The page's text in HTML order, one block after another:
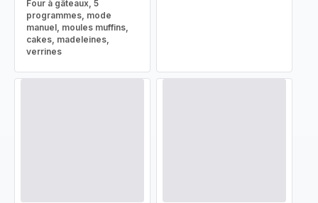
Four à gâteaux, 5
programmes, mode
manuel, moules muffins,
cakes, madeleines,
verrines